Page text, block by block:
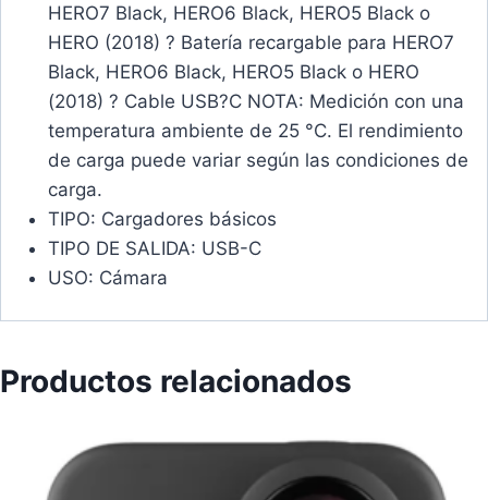
HERO7 Black, HERO6 Black, HERO5 Black o
HERO (2018) ? Batería recargable para HERO7
Black, HERO6 Black, HERO5 Black o HERO
(2018) ? Cable USB?C NOTA: Medición con una
temperatura ambiente de 25 °C. El rendimiento
de carga puede variar según las condiciones de
carga.
TIPO: Cargadores básicos
TIPO DE SALIDA: USB-C
USO: Cámara
Productos relacionados